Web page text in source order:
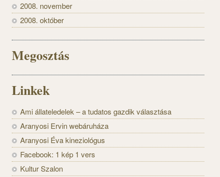
2008. november
2008. október
Megosztás
Linkek
Ami állateledelek – a tudatos gazdik választása
Aranyosi Ervin webáruháza
Aranyosi Éva kineziológus
Facebook: 1 kép 1 vers
Kultur Szalon